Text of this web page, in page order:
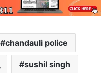
chandauli police
sushil singh